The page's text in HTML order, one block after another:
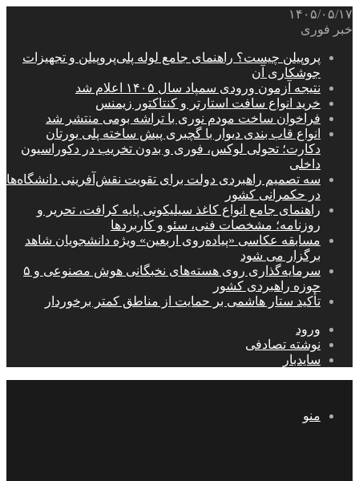
۱۴۰۵/۰۵/۱۷
خبر فوری
پروپیلن چیست؟ راهنمای جامع لوله پلی‌پروپیلن و تجهیزات
جوشکاری آن
نتیجه آزمون ورودی سمپاد سال ۱۴۰۵ اعلام شد
خرید انواع سافت استارتر و کنتاکتور زیمنس
فراخوان ساخت مودم نوری با تراشه بومی منتشر شد
انواع قاب بندی دیوار با گچبری پیش ساخته پلی یورتان
دکارت؛ تحولی لوکس، فوری و بدون تخریب در دکوراسیون
داخلی
سه تصمیم راهبردی دولت برای تقویت نقش‌آفرینی دانشگاه‌ها
در حکمرانی کشور
راهنمای جامع انواع کاغذ سیلیکونی پایه کرافت، تحریر و
روزنامه؛ مشخصات فنی، سئو و کاربردها
مسابقه عکاسی «پیاده‌روی اربعین» ویژه دانشجویان شاهد
برگزار می شود
سرمایه‌گذاری روی هسته‌های نخبگانی هوش مصنوعی و ۵
حوزه راهبردی کشور
تأکید ستار هاشمی بر حمایت از مناطق کمتر برخوردار
ورود
نوشته تصادفی
سایدبار
منو